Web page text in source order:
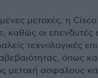
μετοχές, η
καθώς οι επενδυτές
τεχνολογικές
όπως
μετοχή ασφαλούς